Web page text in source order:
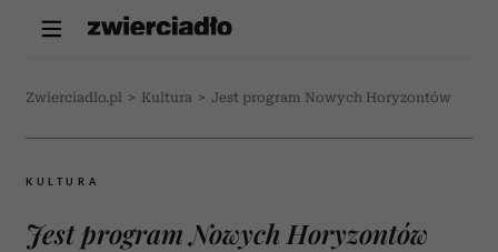
Zwierciadlo.pl > Kultura > Jest program Nowych Horyzontów
KULTURA
Jest program Nowych Horyzontów